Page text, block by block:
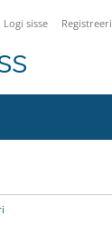
Logi sisse Registreeri